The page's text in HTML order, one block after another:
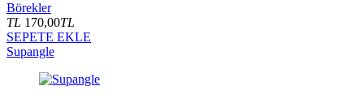
Börekler
TL 170,00TL
SEPETE EKLE
Supangle